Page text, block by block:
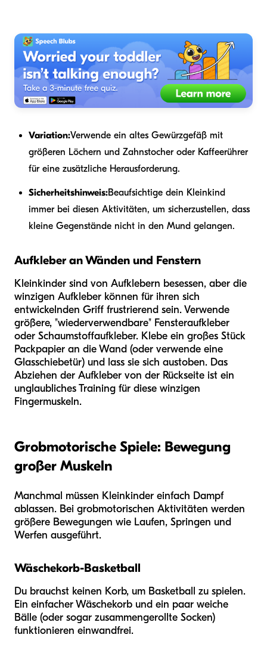
Variation:Verwende ein altes Gewürzgefäß mit
größeren Löchern und Zahnstocher oder Kaffeerührer
für eine zusätzliche Herausforderung.
Sicherheitshinweis:Beaufsichtige dein Kleinkind
immer bei diesen Aktivitäten, um sicherzustellen, dass
kleine Gegenstände nicht in den Mund gelangen.
Aufkleber an Wänden und Fenstern
Kleinkinder sind von Aufklebern besessen, aber die
winzigen Aufkleber können für ihren sich
entwickelnden Griff frustrierend sein. Verwende
größere, "wiederverwendbare" Fensteraufkleber
oder Schaumstoffaufkleber. Klebe ein großes Stück
Packpapier an die Wand (oder verwende eine
Glasschiebetür) und lass sie sich austoben. Das
Abziehen der Aufkleber von der Rückseite ist ein
unglaubliches Training für diese winzigen
Fingermuskeln.
Grobmotorische Spiele: Bewegung
großer Muskeln
Manchmal müssen Kleinkinder einfach Dampf
ablassen. Bei grobmotorischen Aktivitäten werden
größere Bewegungen wie Laufen, Springen und
Werfen ausgeführt.
Wäschekorb-Basketball
Du brauchst keinen Korb, um Basketball zu spielen.
Ein einfacher Wäschekorb und ein paar weiche
Bälle (oder sogar zusammengerollte Socken)
funktionieren einwandfrei.